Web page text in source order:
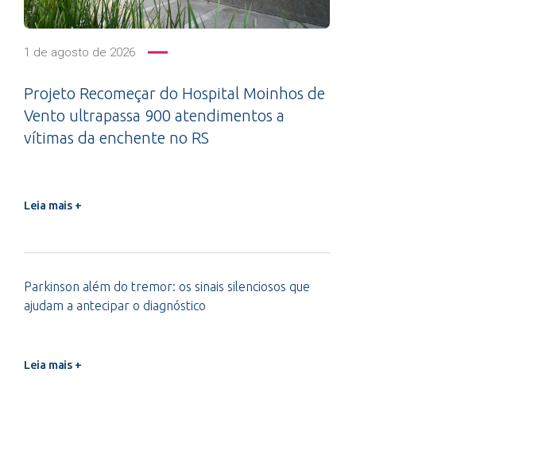
1 de agosto de 2026
Projeto Recomeçar do Hospital Moinhos de
Vento ultrapassa 900 atendimentos a
vítimas da enchente no RS
Leia mais +
Parkinson além do tremor: os sinais silenciosos que
ajudam a antecipar o diagnóstico
Leia mais +